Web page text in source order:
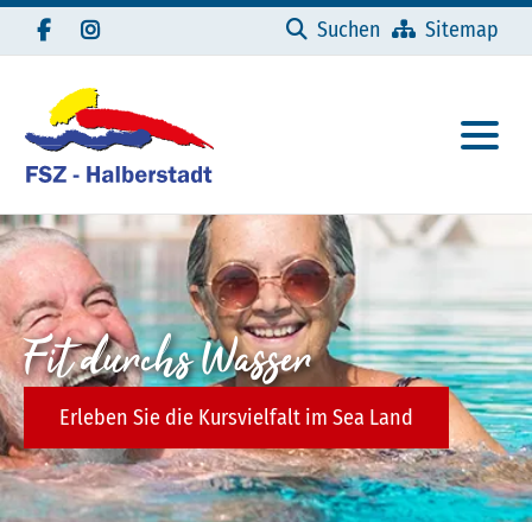
Navigation überspringen
Suchen
Sitemap
Fit durchs Wasser
Erleben Sie die Kursvielfalt im Sea Land